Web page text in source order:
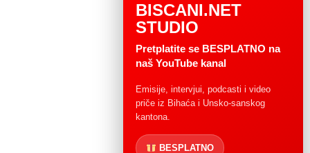
BISCANI.NET
STUDIO
Pretplatite se BESPLATNO na
naš YouTube kanal
Emisije, intervjui, podcasti i video
priče iz Bihaća i Unsko-sanskog
kantona.
BESPLATNO